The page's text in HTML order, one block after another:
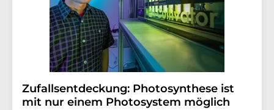
Zufallsentdeckung: Photosynthese ist
mit nur einem Photosystem möglich